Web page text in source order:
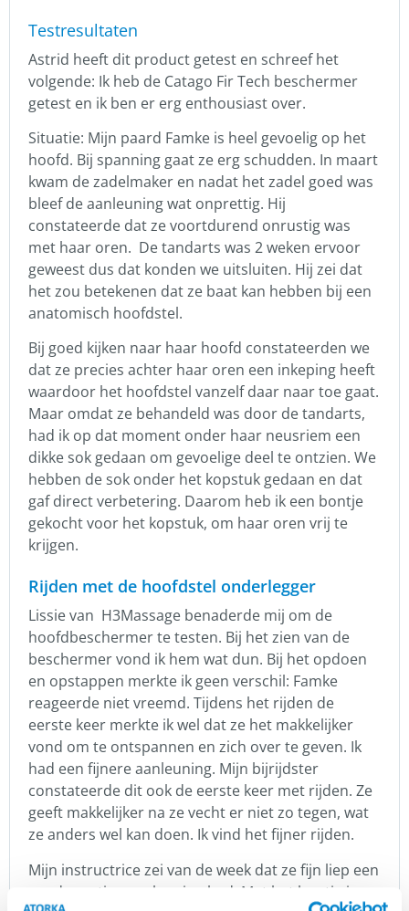
Testresultaten
Astrid heeft dit product getest en schreef het
volgende: Ik heb de Catago Fir Tech beschermer
getest en ik ben er erg enthousiast over.
Situatie: Mijn paard Famke is heel gevoelig op het
hoofd. Bij spanning gaat ze erg schudden. In maart
kwam de zadelmaker en nadat het zadel goed was
bleef de aanleuning wat onprettig. Hij
constateerde dat ze voortdurend onrustig was
met haar oren. De tandarts was 2 weken ervoor
geweest dus dat konden we uitsluiten. Hij zei dat
het zou betekenen dat ze baat kan hebben bij een
anatomisch hoofdstel.
Bij goed kijken naar haar hoofd constateerden we
dat ze precies achter haar oren een inkeping heeft
waardoor het hoofdstel vanzelf daar naar toe gaat.
Maar omdat ze behandeld was door de tandarts,
had ik op dat moment onder haar neusriem een
dikke sok gedaan om gevoelige deel te ontzien. We
hebben de sok onder het kopstuk gedaan en dat
gaf direct verbetering. Daarom heb ik een bontje
gekocht voor het kopstuk, om haar oren vrij te
krijgen.
Rijden met de hoofdstel onderlegger
Lissie van H3Massage benaderde mij om de
hoofdbeschermer te testen. Bij het zien van de
beschermer vond ik hem wat dun. Bij het opdoen
en opstappen merkte ik geen verschil: Famke
reageerde niet vreemd. Tijdens het rijden de
eerste keer merkte ik wel dat ze het makkelijker
vond om te ontspannen en zich over te geven. Ik
had een fijnere aanleuning. Mijn bijrijdster
constateerde dit ook de eerste keer met rijden. Ze
geeft makkelijker na ze vecht er niet zo tegen, wat
ze anders wel kan doen. Ik vind het fijner rijden.
Mijn instructrice zei van de week dat ze fijn liep een
goede rustige aanleuning had. Met het bontje is ze